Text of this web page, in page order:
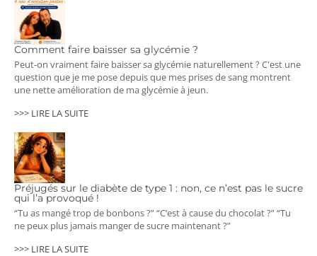
Comment faire baisser sa glycémie ?
Peut-on vraiment faire baisser sa glycémie naturellement ? C'est une
question que je me pose depuis que mes prises de sang montrent
une nette amélioration de ma glycémie à jeun.
>>> LIRE LA SUITE
Préjugés sur le diabète de type 1 : non, ce n’est pas le sucre
qui l’a provoqué !
“Tu as mangé trop de bonbons ?” “C’est à cause du chocolat ?” “Tu
ne peux plus jamais manger de sucre maintenant ?”
>>> LIRE LA SUITE